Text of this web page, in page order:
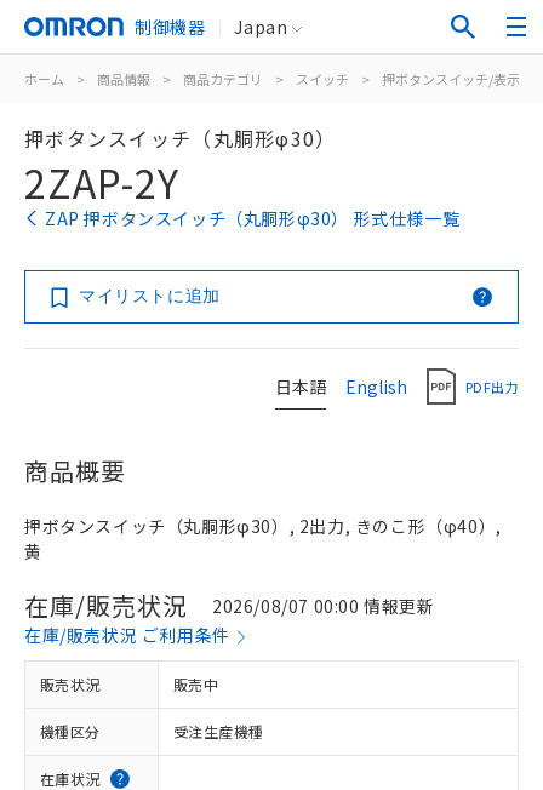
制御機器 Japan
ホーム > 商品情報 > 商品カテゴリ > スイッチ > 押ボタンスイッチ/表示灯
押ボタンスイッチ（丸胴形φ30）
2ZAP-2Y
ZAP 押ボタンスイッチ（丸胴形φ30） 形式仕様一覧
マイリストに追加
日本語 English PDF出力
商品概要
押ボタンスイッチ（丸胴形φ30）, 2出力, きのこ形（φ40）,
黄
在庫/販売状況
2026/08/07 00:00 情報更新
在庫/販売状況 ご利用条件
販売状況 販売中
機種区分 受注生産機種
在庫状況